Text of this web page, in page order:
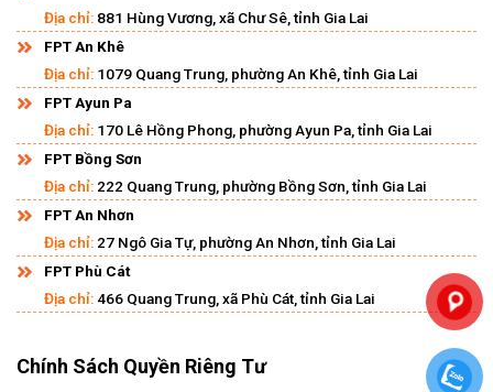
Địa chỉ: 881 Hùng Vương, xã Chư Sê, tỉnh Gia Lai
FPT An Khê
Địa chỉ: 1079 Quang Trung, phường An Khê, tỉnh Gia Lai
FPT Ayun Pa
Địa chỉ: 170 Lê Hồng Phong, phường Ayun Pa, tỉnh Gia Lai
FPT Bồng Sơn
Địa chỉ: 222 Quang Trung, phường Bồng Sơn, tỉnh Gia Lai
FPT An Nhơn
Địa chỉ: 27 Ngô Gia Tự, phường An Nhơn, tỉnh Gia Lai
FPT Phù Cát
Địa chỉ: 466 Quang Trung, xã Phù Cát, tỉnh Gia Lai
Chính Sách Quyền Riêng Tư